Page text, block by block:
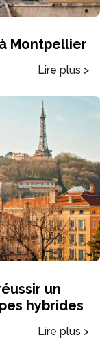
Montpellier
Lire plus >
un
hybrides
Lire plus >